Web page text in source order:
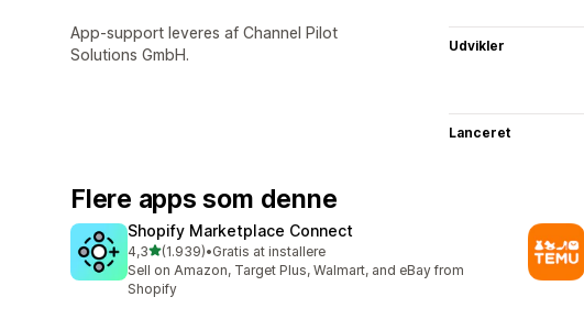
App-support leveres af Channel Pilot
Solutions GmbH.
Udvikler
Lanceret
Flere apps som denne
Shopify Marketplace Connect
4,3ud af 5 stjerner
(1.939)
1939 anmeldelser i alt
•Gratis at installere
Sell on Amazon, Target Plus, Walmart, and eBay from
Shopify